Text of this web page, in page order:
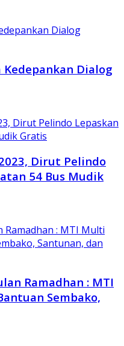
Kedepankan Dialog
Dirut Pelindo
54 Bus Mudik
Ramadhan : MTI
Sembako,